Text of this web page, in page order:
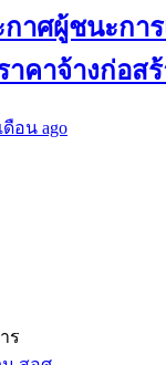
กาศผู้ชนะกา
าคาจ้างก่อสร้
ดือน ago
ร